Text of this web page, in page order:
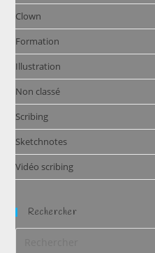
Clown
Formation
Illustration
Non classé
Scribing
Sketchnotes
Vidéo scribing
Rechercher